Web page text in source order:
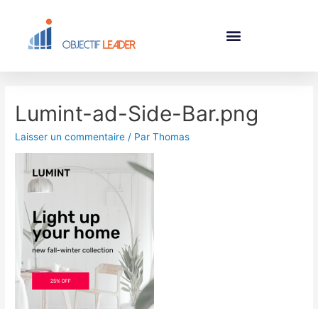
Lumint-ad-Side-Bar.png
Laisser un commentaire / ParThomas